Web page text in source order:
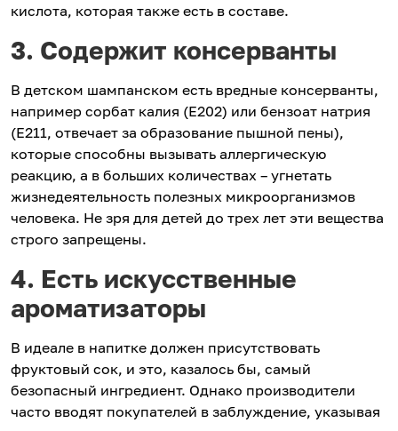
кислота, которая также есть в составе.
3. Содержит консерванты
В детском шампанском есть вредные консерванты,
например сорбат калия (Е202) или бензоат натрия
(Е211, отвечает за образование пышной пены),
которые способны вызывать аллергическую
реакцию, а в больших количествах – угнетать
жизнедеятельность полезных микроорганизмов
человека. Не зря для детей до трех лет эти вещества
строго запрещены.
4. Есть искусственные
ароматизаторы
В идеале в напитке должен присутствовать
фруктовый сок, и это, казалось бы, самый
безопасный ингредиент. Однако производители
часто вводят покупателей в заблуждение, указывая